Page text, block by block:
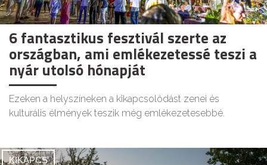
6 fantasztikus fesztivál szerte az
országban, ami emlékezetessé teszi a
nyár utolsó hónapját
Ezeken a helyszíneken a kikapcsolódást zenei és
kulturális élmények teszik még emlékezetesebbé.
KIKAPCS